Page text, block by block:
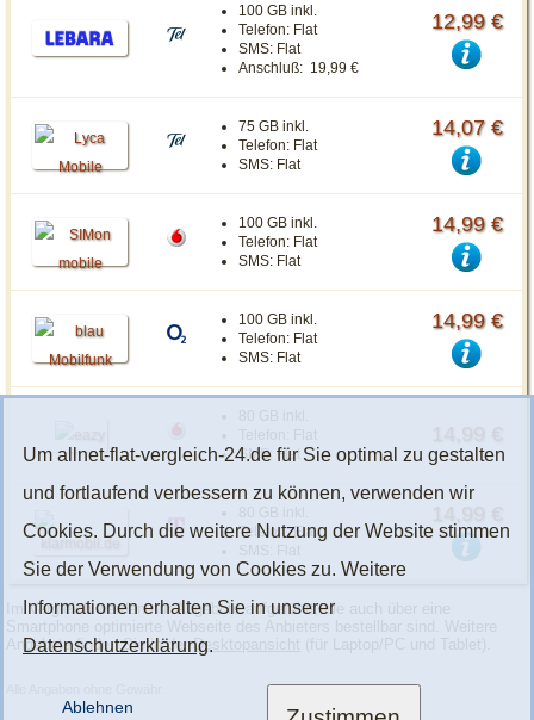
100 GB inkl.
Telefon: Flat
SMS: Flat
Anschluß: 19,99 €
12,99 €
75 GB inkl.
Telefon: Flat
SMS: Flat
14,07 €
100 GB inkl.
Telefon: Flat
SMS: Flat
14,99 €
100 GB inkl.
Telefon: Flat
SMS: Flat
14,99 €
SMS:Flat
Telefon:Flat
Im Vergleich werden nur Angebote aufgeführt, die auch über eine
Angebote finden Sie in derDesktopansicht
Um allnet-flat-vergleich-24.de für Sie optimal zu gestalten
und fortlaufend verbessern zu können, verwenden wir
Cookies. Durch die weitere Nutzung der Website stimmen
Sie der Verwendung von Cookies zu. Weitere
Informationen erhalten Sie in unserer
Datenschutzerklärung.
Ablehnen